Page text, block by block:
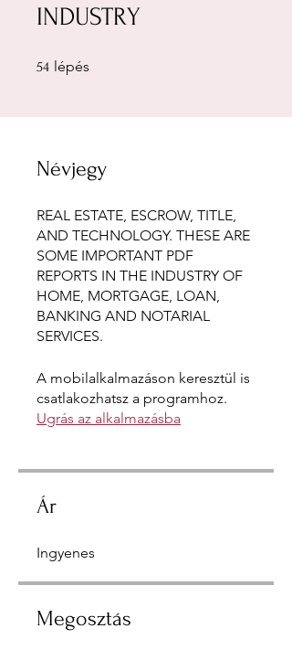
INDUSTRY
54 lépés
Névjegy
REAL ESTATE, ESCROW, TITLE,
AND TECHNOLOGY. THESE ARE
SOME IMPORTANT PDF
REPORTS IN THE INDUSTRY OF
HOME, MORTGAGE, LOAN,
BANKING AND NOTARIAL
SERVICES.
A mobilalkalmazáson keresztül is
csatlakozhatsz a programhoz.
Ugrás az alkalmazásba
Ár
Ingyenes
Megosztás